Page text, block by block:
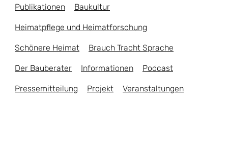
Publikationen Baukultur
Heimatpflege und Heimatforschung
Schönere Heimat Brauch Tracht Sprache
Der Bauberater Informationen Podcast
Pressemitteilung Projekt Veranstaltungen